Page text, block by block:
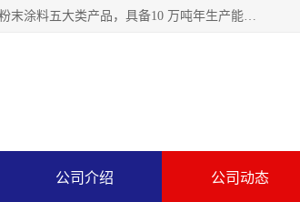
江苏兰陵化工集团有限公司主要生产防腐涂料、建筑涂料、船舶涂料、彩钢涂料、粉末涂料五大类产品，具备10 万吨年生产能力，可以提供优质精良的涂装施工服务，产品广销全国各地，大量出口亚非欧及拉美等国家。
公司介绍 公司动态